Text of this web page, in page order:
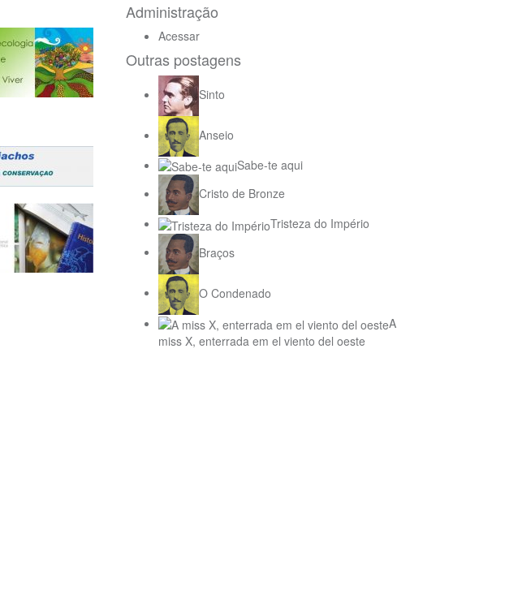
Administração
Acessar
Outras postagens
Sinto
Anseio
Sabe-te aqui
Cristo de Bronze
Tristeza do Império
Braços
O Condenado
A
miss X, enterrada em el viento del oeste